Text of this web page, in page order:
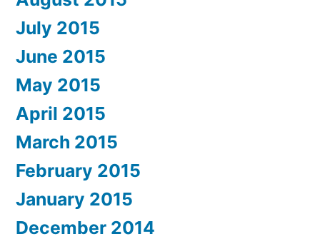
July 2015
June 2015
May 2015
April 2015
March 2015
February 2015
January 2015
December 2014